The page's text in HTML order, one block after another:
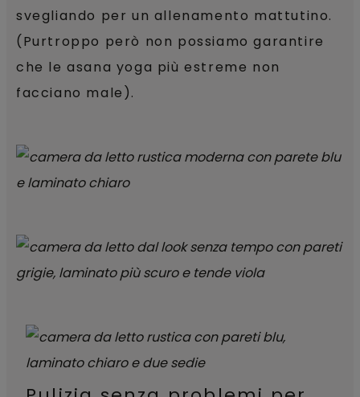
svegliando per un allenamento mattutino.
(Purtroppo però non possiamo garantire
che le asana yoga più estreme non
facciano male).